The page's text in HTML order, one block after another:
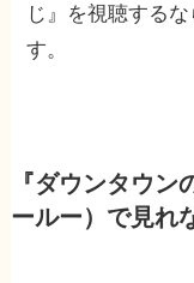
じ』を視聴する
す。
『ダウンタウ
ールー）で見れ